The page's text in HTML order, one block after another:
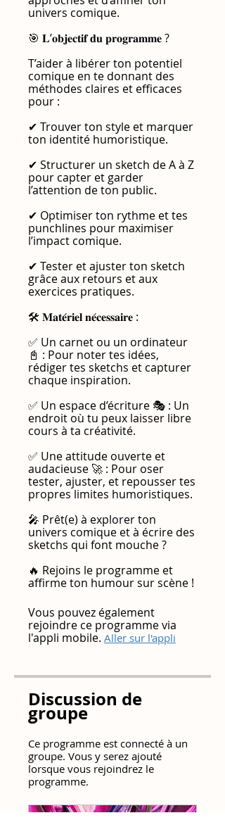
univers comique.
🎯 𝐋’𝐨𝐛𝐣𝐞𝐜𝐭𝐢𝐟 𝐝𝐮 𝐩𝐫𝐨𝐠𝐫𝐚𝐦𝐦𝐞 ?
T’aider à libérer ton potentiel
comique en te donnant des
méthodes claires et efficaces
pour :
✔ Trouver ton style et marquer
ton identité humoristique.
✔ Structurer un sketch de A à Z
pour capter et garder
l’attention de ton public.
✔ Optimiser ton rythme et tes
punchlines pour maximiser
l’impact comique.
✔ Tester et ajuster ton sketch
grâce aux retours et aux
exercices pratiques.
🛠 𝐌𝐚𝐭𝐞́𝐫𝐢𝐞𝐥 𝐧𝐞́𝐜𝐞𝐬𝐬𝐚𝐢𝐫𝐞 :
✅ Un carnet ou un ordinateur
📓 : Pour noter tes idées,
rédiger tes sketchs et capturer
chaque inspiration.
✅ Un espace d’écriture 🎭 : Un
endroit où tu peux laisser libre
cours à ta créativité.
✅ Une attitude ouverte et
audacieuse 🚀 : Pour oser
tester, ajuster, et repousser tes
propres limites humoristiques.
🎤 Prêt(e) à explorer ton
univers comique et à écrire des
sketchs qui font mouche ?
🔥 Rejoins le programme et
affirme ton humour sur scène !
Vous pouvez également
rejoindre ce programme via
l'appli mobile. Aller sur l'appli
Discussion de
groupe
Ce programme est connecté à un
groupe. Vous y serez ajouté
lorsque vous rejoindrez le
programme.